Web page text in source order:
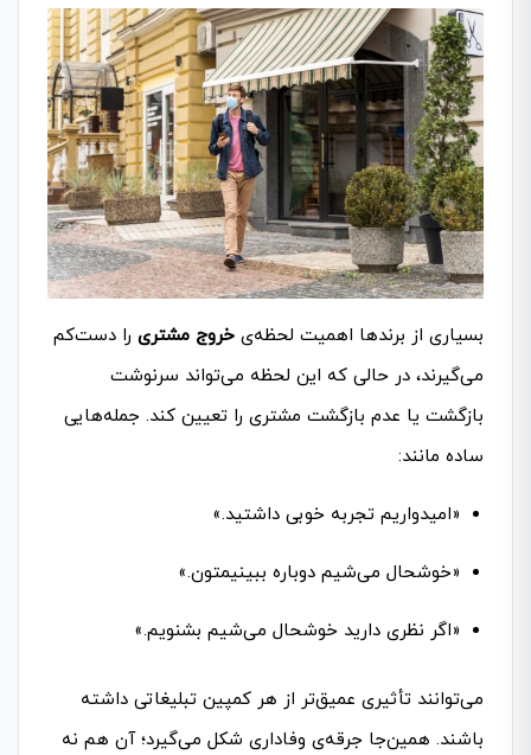
بسیاری از برندها اهمیت لحظه‌ی خروج مشتری را دست‌کم
می‌گیرند، در حالی که این لحظه می‌تواند سرنوشت
بازگشت یا عدم بازگشت مشتری را تعیین کند. جمله‌هایی
ساده مانند:
«امیدواریم تجربه خوبی داشتید.»
«خوشحال می‌شیم دوباره ببینیمتون.»
«اگر نظری دارید خوشحال می‌شیم بشنویم.»
می‌توانند تأثیری عمیق‌تر از هر کمپین تبلیغاتی داشته
باشند. همین‌جا جرقه‌ی وفاداری شکل می‌گیرد؛ آن هم نه